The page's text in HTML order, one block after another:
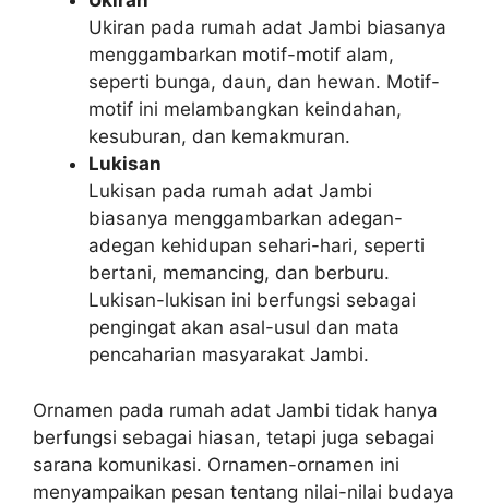
Ukiran pada rumah adat Jambi biasanya
menggambarkan motif-motif alam,
seperti bunga, daun, dan hewan. Motif-
motif ini melambangkan keindahan,
kesuburan, dan kemakmuran.
Lukisan
Lukisan pada rumah adat Jambi
biasanya menggambarkan adegan-
adegan kehidupan sehari-hari, seperti
bertani, memancing, dan berburu.
Lukisan-lukisan ini berfungsi sebagai
pengingat akan asal-usul dan mata
pencaharian masyarakat Jambi.
Ornamen pada rumah adat Jambi tidak hanya
berfungsi sebagai hiasan, tetapi juga sebagai
sarana komunikasi. Ornamen-ornamen ini
menyampaikan pesan tentang nilai-nilai budaya